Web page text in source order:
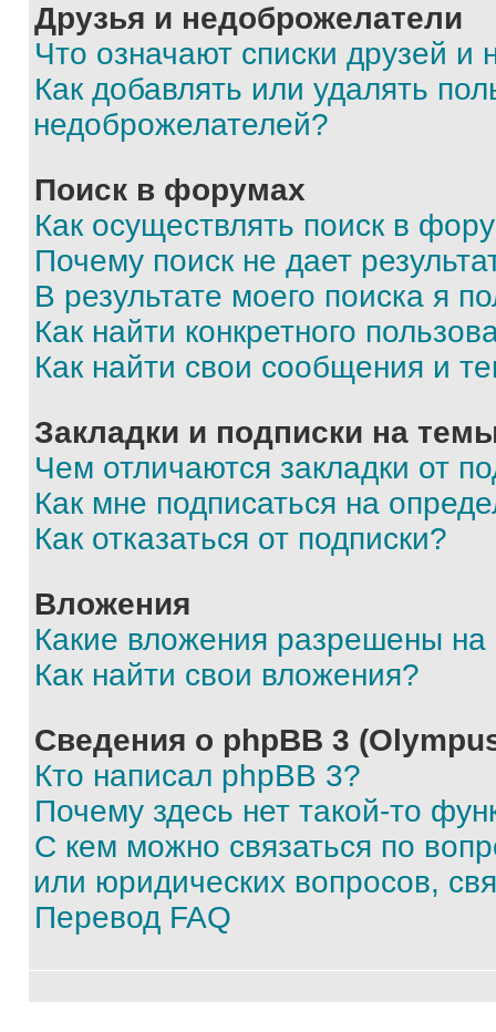
Друзья и недоброжелатели
Что означают списки друзей и
Как добавлять или удалять
недоброжелателей?
Поиск в форумах
Как осуществлять поиск в
Почему поиск не дает
В результате моего поиска я
Как найти конкретного
Как найти свои сообщения и
Закладки и подписки на
Чем отличаются закладки от
Как мне подписаться на
Как отказаться от подписки?
Вложения
Какие вложения разрешены
Как найти свои вложения?
Сведения о phpBB 3
Кто написал phpBB 3?
Почему здесь нет такой-то
С кем можно связаться по
или юридических вопросов,
Перевод FAQ